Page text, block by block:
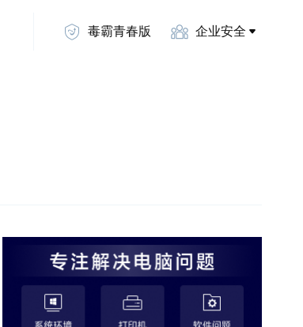
毒霸青春版 企业安全